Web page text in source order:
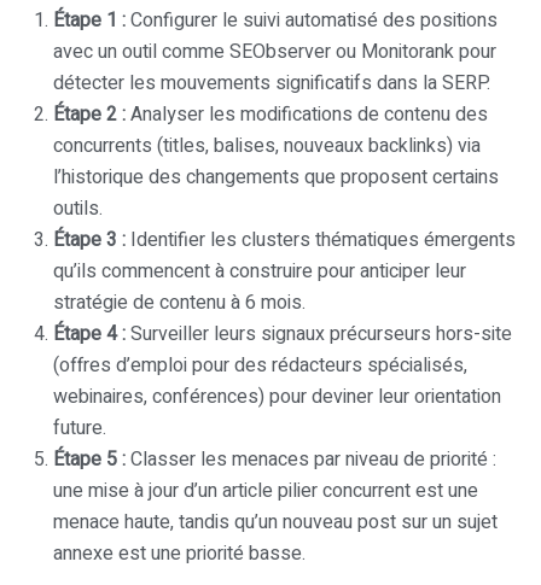
Étape 1 :Configurer le suivi automatisé des positions
avec un outil comme SEObserver ou Monitorank pour
détecter les mouvements significatifs dans la SERP.
Étape 2 :Analyser les modifications de contenu des
concurrents (titles, balises, nouveaux backlinks) via
l’historique des changements que proposent certains
outils.
Étape 3 : Identifier les clusters thématiques émergents
qu’ils commencent à construire pour anticiper leur
stratégie de contenu à 6 mois.
Étape 4 :Surveiller leurs signaux précurseurs hors-site
(offres d’emploi pour des rédacteurs spécialisés,
webinaires, conférences) pour deviner leur orientation
future.
Étape 5 :Classer les menaces par niveau de priorité :
une mise à jour d’un article pilier concurrent est une
menace haute, tandis qu’un nouveau post sur un sujet
annexe est une priorité basse.